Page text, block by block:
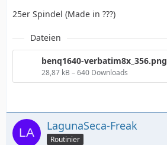
25er Spindel (Made in ???)
Dateien
benq1640-verbatim8x_356.png
28,87 kB – 640 Downloads
LagunaSeca-Freak
Routinier